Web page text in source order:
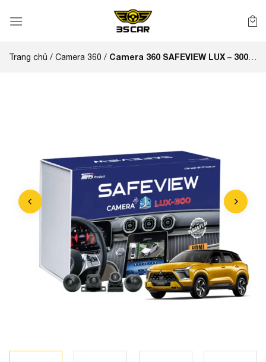
qua
dung
Trang chủ / Camera 360 / Camera 360 SAFEVIEW LUX – 300